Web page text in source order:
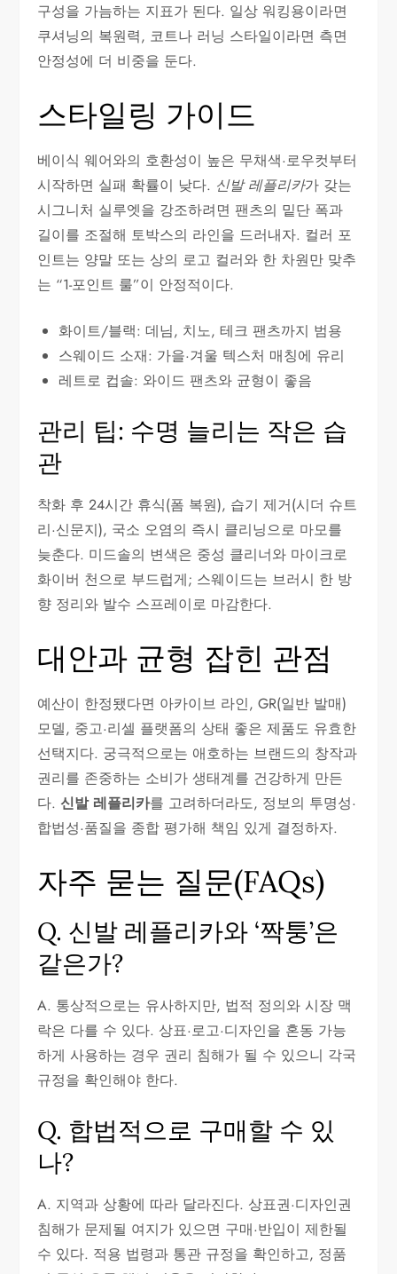
구성을 가늠하는 지표가 된다. 일상 워킹용이라면
쿠셔닝의 복원력, 코트나 러닝 스타일이라면 측면
안정성에 더 비중을 둔다.
스타일링 가이드
베이식 웨어와의 호환성이 높은 무채색·로우컷부터
시작하면 실패 확률이 낮다. 신발 레플리카가 갖는
시그니처 실루엣을 강조하려면 팬츠의 밑단 폭과
길이를 조절해 토박스의 라인을 드러내자. 컬러 포
인트는 양말 또는 상의 로고 컬러와 한 차원만 맞추
는 “1-포인트 룰”이 안정적이다.
화이트/블랙: 데님, 치노, 테크 팬츠까지 범용
스웨이드 소재: 가을·겨울 텍스처 매칭에 유리
레트로 컵솔: 와이드 팬츠와 균형이 좋음
관리 팁: 수명 늘리는 작은 습
관
착화 후 24시간 휴식(폼 복원), 습기 제거(시더 슈트
리·신문지), 국소 오염의 즉시 클리닝으로 마모를
늦춘다. 미드솔의 변색은 중성 클리너와 마이크로
화이버 천으로 부드럽게; 스웨이드는 브러시 한 방
향 정리와 발수 스프레이로 마감한다.
대안과 균형 잡힌 관점
예산이 한정됐다면 아카이브 라인, GR(일반 발매)
모델, 중고·리셀 플랫폼의 상태 좋은 제품도 유효한
선택지다. 궁극적으로는 애호하는 브랜드의 창작과
권리를 존중하는 소비가 생태계를 건강하게 만든
다.신발 레플리카를 고려하더라도, 정보의 투명성·
합법성·품질을 종합 평가해 책임 있게 결정하자.
자주 묻는 질문(FAQs)
Q. 신발 레플리카와 ‘짝퉁’은
같은가?
A. 통상적으로는 유사하지만, 법적 정의와 시장 맥
락은 다를 수 있다. 상표·로고·디자인을 혼동 가능
하게 사용하는 경우 권리 침해가 될 수 있으니 각국
규정을 확인해야 한다.
Q. 합법적으로 구매할 수 있
나?
A. 지역과 상황에 따라 달라진다. 상표권·디자인권
침해가 문제될 여지가 있으면 구매·반입이 제한될
수 있다. 적용 법령과 통관 규정을 확인하고, 정품